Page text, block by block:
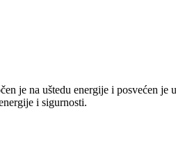
je na uštedu energije i posvećen je
i sigurnosti.